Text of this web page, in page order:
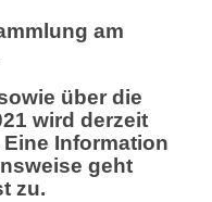
am
über die
wird derzeit
Information
geht
zu.